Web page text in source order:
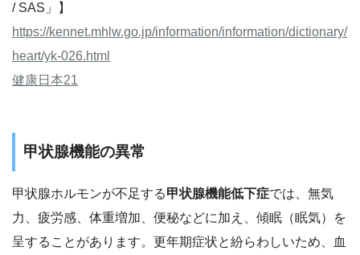
/ SAS」】
https://kennet.mhlw.go.jp/information/information/dictionary/
heart/yk-026.html
健康日本21
甲状腺機能の異常
甲状腺ホルモンが不足する甲状腺機能低下症では、無気
力、疲労感、体重増加、便秘などに加え、傾眠（眠気）を
呈することがあります。更年期症状と紛らわしいため、血